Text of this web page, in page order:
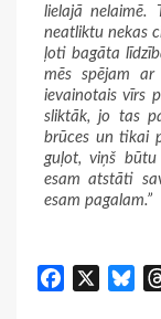
lielajā nelaimē.
neatliktu nekas
ļoti bagāta
mēs spējam
ievainotais vīrs
sliktāk, jo tas
brūces un tikai
guļot, viņš
esam atstāti
esam pagalam.”
Facebook